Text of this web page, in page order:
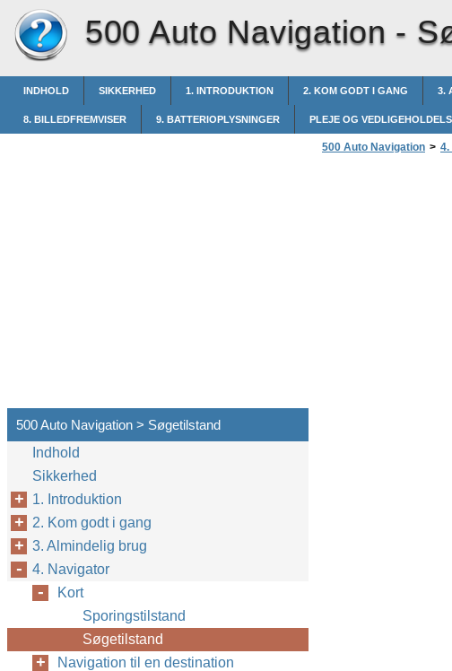
500 Auto Navigation -
INDHOLD SIKKERHED 1. INTRODUKTION 2. KOM GODT I GANG 3.
8. BILLEDFREMVISER 9. BATTERIOPLYSNINGER PLEJE OG
500 Auto Navigation > 4.
500 Auto Navigation > Søgetilstand
Indhold
Sikkerhed
1. Introduktion
2. Kom godt i gang
3. Almindelig brug
4. Navigator
Kort
Sporingstilstand
Søgetilstand
Navigation til en destination